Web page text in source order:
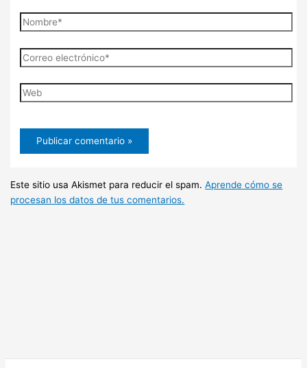
Nombre*
Correo
electrónico*
Web
Este sitio usa Akismet para reducir el spam.Aprende cómo se
procesan los datos de tus comentarios.